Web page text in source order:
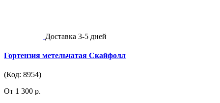
Доставка 3-5 дней
Гортензия метельчатая Скайфолл
(Код: 8954)
От 1 300 р.